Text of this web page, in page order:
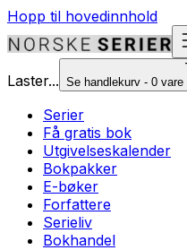
Hopp til hovedinnhold
Laster... Se handlekurv - 0 vare
Serier
Få gratis bok
Utgivelseskalender
Bokpakker
E-bøker
Forfattere
Serieliv
Bokhandel